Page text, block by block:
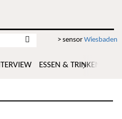
> sensor Wiesbaden
ESSEN & TRINKEN